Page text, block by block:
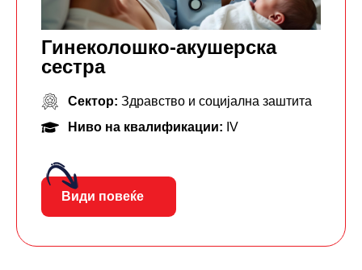
Гинеколошко-акушерска
сестра
Сектор: Здравство и социјална заштита
Ниво на квалификации: IV
Види повеќе